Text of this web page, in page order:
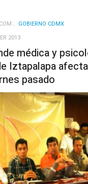
GOBIERNO CDMX
2013
médica y
Iztapalapa
pasado